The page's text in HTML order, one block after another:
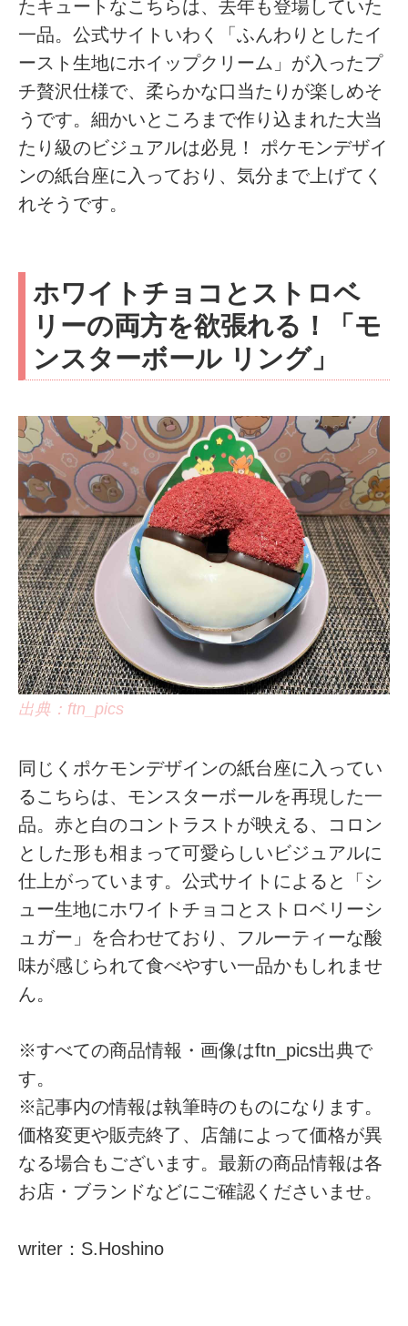
たキュートなこちらは、去年も登場していた
一品。公式サイトいわく「ふんわりとしたイ
ースト生地にホイップクリーム」が入ったプ
チ贅沢仕様で、柔らかな口当たりが楽しめそ
うです。細かいところまで作り込まれた大当
たり級のビジュアルは必見！ ポケモンデザイ
ンの紙台座に入っており、気分まで上げてく
れそうです。
ホワイトチョコとストロベ
リーの両方を欲張れる！「モ
ンスターボール リング」
出典：ftn_pics
同じくポケモンデザインの紙台座に入ってい
るこちらは、モンスターボールを再現した一
品。赤と白のコントラストが映える、コロン
とした形も相まって可愛らしいビジュアルに
仕上がっています。公式サイトによると「シ
ュー生地にホワイトチョコとストロベリーシ
ュガー」を合わせており、フルーティーな酸
味が感じられて食べやすい一品かもしれませ
ん。
※すべての商品情報・画像はftn_pics出典で
す。
※記事内の情報は執筆時のものになります。
価格変更や販売終了、店舗によって価格が異
なる場合もございます。最新の商品情報は各
お店・ブランドなどにご確認くださいませ。
writer：S.Hoshino